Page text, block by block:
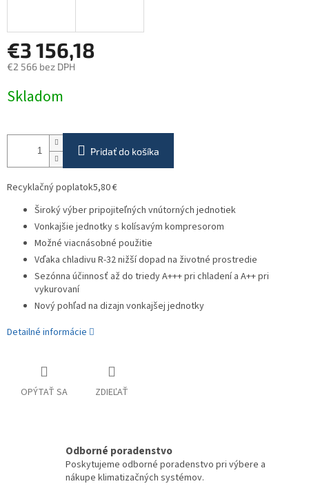
€3 156,18
€2 566 bez DPH
cena:
Skladom
Pridať do košíka
Recyklačný poplatok5,80 €
Široký výber pripojiteľných vnútorných jednotiek
Vonkajšie jednotky s kolísavým kompresorom
Možné viacnásobné použitie
Vďaka chladivu R-32 nižší dopad na životné prostredie
Sezónna účinnosť až do triedy A+++ pri chladení a A++ pri
vykurovaní
Nový pohľad na dizajn vonkajšej jednotky
Detailné informácie
OPÝTAŤ SA ZDIEĽAŤ
Odborné poradenstvo
Poskytujeme odborné poradenstvo pri výbere a
nákupe klimatizačných systémov.